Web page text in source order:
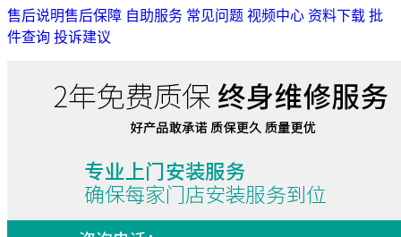
售后说明售后保障 自助服务 常见问题 视频中心 资料下载 批
件查询 投诉建议